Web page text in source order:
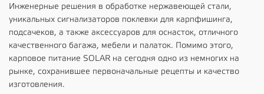
Инженерные решения в обработке нержавеющей стали,
уникальных сигнализаторов поклевки для карпфишинга,
подсачеков, а также аксессуаров для оснасток, отличного
качественного багажа, мебели и палаток. Помимо этого,
карповое питание SOLAR на сегодня одно из немногих на
рынке, сохранившее первоначальные рецепты и качество
изготовления.